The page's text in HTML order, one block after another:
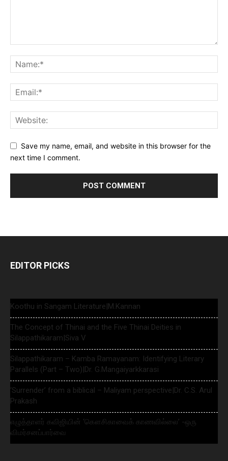
Save my name, email, and website in this browser for the
next time I comment.
EDITOR PICKS
Koothu in Sangam Literature|M.Kannan
The Concept of Thinai and the Five Thinai Deities in
Silappathikaram|Siva V
Silappathikaram – Kamba Ramayanam: Identifying Literary
Parallels (Part – Two)|Dr. G.Mangaiyarkkarasi
‘Surrender’ from a biblical – Maliyam perspective|Dr. C.S. Arul
Prakash
எழுத்தாளர் கவிஜியின் ‘கௌசிகாவைக் காணவில்லை’ -ஒரு
விமர்சனப்பார்வை